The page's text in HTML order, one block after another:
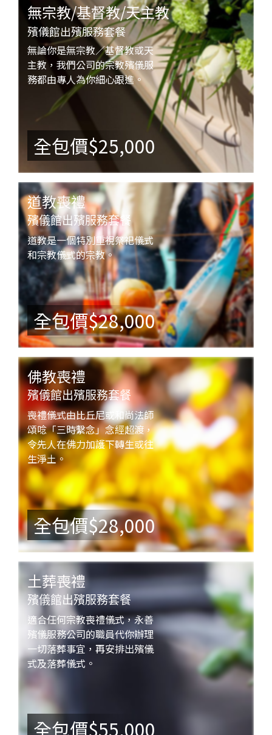
無宗教/基督教/天主教
殯儀館出殯服務套餐
無論你是無宗教／基督教或天
主教，我們公司的宗教殯儀服
務都由專人為你細心跟進。
全包價$25,000
道教喪禮
殯儀館出殯服務套餐
道教是一個特別重視祭祀儀式
和宗教儀式的宗教。
全包價$28,000
佛教喪禮
殯儀館出殯服務套餐
喪禮儀式由比丘尼或和尚法師
頌唸「三時繫念」念經超渡，
令先人在佛力加護下轉生或往
生淨土。
全包價$28,000
土葬喪禮
殯儀館出殯服務套餐
適合任何宗教喪禮儀式，永善
殯儀服務公司的職員代你辦理
一切落葬事宜，再安排出殯儀
式及落葬儀式。
全包價$55,000